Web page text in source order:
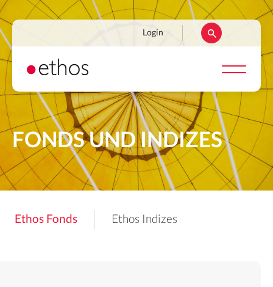
Direkt
zum
Inhalt
Navigation
secondaire
Login
FONDS UND INDIZES
Ethos Fonds Ethos Indizes